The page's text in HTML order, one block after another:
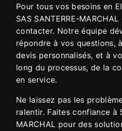
Pour tous vos besoins en
SAS SANTERRE-
contacter. Notre équipe
répondre à vos questions,
devis personnalisés, et à
long du processus, de la
en service.
Ne laissez pas les
ralentir. Faites confiance à
MARCHAL pour des